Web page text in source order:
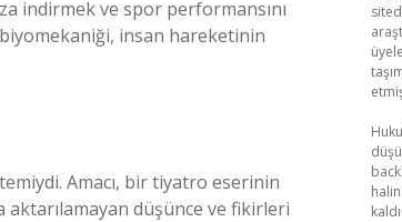
indirmek ve spor performansını
insan hareketinin
Amacı, bir tiyatro eserinin
düşünce ve fikirleri